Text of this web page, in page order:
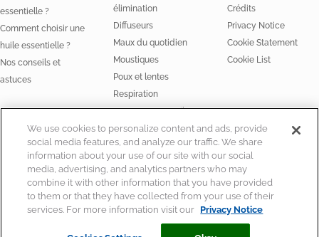
essentielle ?
Comment choisir une
huile essentielle ?
Nos conseils et
astuces
Huiles essentielles
élimination
Diffuseurs
Maux du quotidien
Moustiques
Poux et lentes
Respiration
Stress et Sommeil
Crédits
Privacy Notice
Cookie Statement
Cookie List
© Laboratoire Perrigo France
Pour votre santé, mangez au moins 5 fruits et légumes par
We use cookies to personalize content and ads, provide
social media features, and analyze our traffic. We share
information about your use of our site with our social
media, advertising, and analytics partners who may
combine it with other information that you have provided
to them or that they have collected from your use of their
services. For more information visit our Privacy Notice